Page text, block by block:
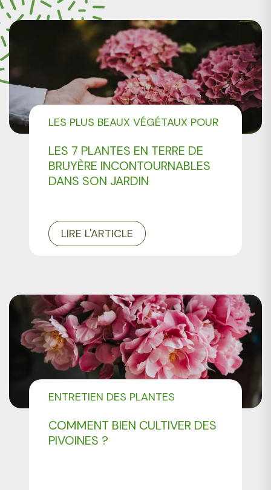
LES 7 PLANTES EN TERRE DE
BRUYÈRE INCONTOURNABLES
DANS SON JARDIN
LES PLUS BEAUX VÉGÉTAUX POUR
LIRE L'ARTICLE
COMMENT BIEN CULTIVER DES
PIVOINES ?
ENTRETIEN DES PLANTES